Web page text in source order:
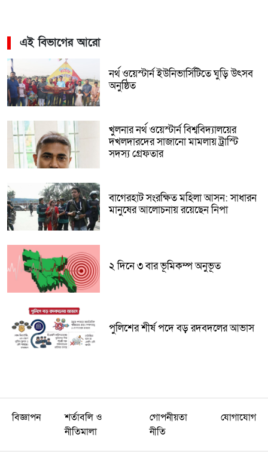
এই বিভাগের আরো
নর্থ ওয়েস্টার্ন ইউনিভার্সিটিতে ঘুড়ি উৎসব
অনুষ্ঠিত
খুলনার নর্থ ওয়েস্টার্ন বিশ্ববিদ্যালয়ের
দখলদারদের সাজানো মামলায় ট্রাস্টি
সদস্য গ্রেফতার
বাগেরহাট সংরক্ষিত মহিলা আসন: সাধারন
মানুষের আলোচনায় রয়েছেন নিপা
২ দিনে ৩ বার ভূমিকম্প অনুভূত
পুলিশের শীর্ষ পদে বড় রদবদলের আভাস
বিজ্ঞাপন
শর্তাবলি ও
নীতিমালা
গোপনীয়তা
নীতি
যোগাযোগ